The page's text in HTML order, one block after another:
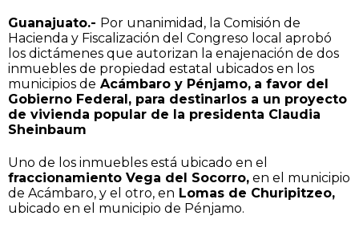
Guanajuato.- Por unanimidad, la Comisión de
Hacienda y Fiscalización del Congreso local aprobó
los dictámenes que autorizan la enajenación de dos
inmuebles de propiedad estatal ubicados en los
municipios de Acámbaro y Pénjamo, a favor del
Gobierno Federal, para destinarlos a un proyecto
de vivienda popular de la presidenta Claudia
Sheinbaum
Uno de los inmuebles está ubicado en el
fraccionamiento Vega del Socorro, en el municipio
de Acámbaro, y el otro, en Lomas de Churipitzeo,
ubicado en el municipio de Pénjamo.